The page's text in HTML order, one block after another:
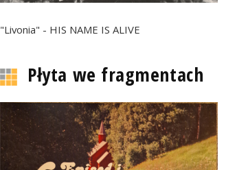
"Livonia" - HIS NAME IS ALIVE
Płyta we fragmentach